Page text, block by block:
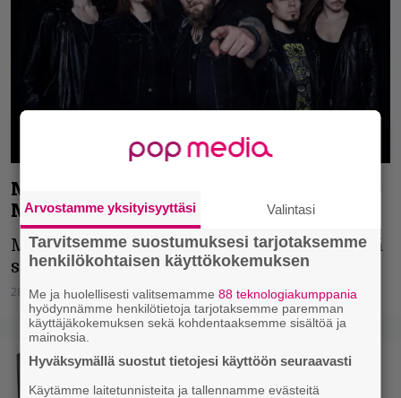
Muutos Lost in Musicin ohjelmistossa:
Mokoma peruu, Brymir paikkaa
Mokoma joutuu perumaan esiintymisensä
sairastapauksen vuoksi.
28.09.2022 Vesa Siltanen
Arvostamme yksityisyyttäsi Valintasi
Tarvitsemme suostumuksesi tarjotaksemme
henkilökohtaisen käyttökokemuksen
Me ja huolellisesti valitsemamme88 teknologiakumppania
hyödynnämme henkilötietoja tarjotaksemme paremman
käyttäjäkokemuksen sekä kohdentaaksemme sisältöä ja
mainoksia.
Hyväksymällä suostut tietojesi käyttöön seuraavasti
Käytämme laitetunnisteita ja tallennamme evästeitä